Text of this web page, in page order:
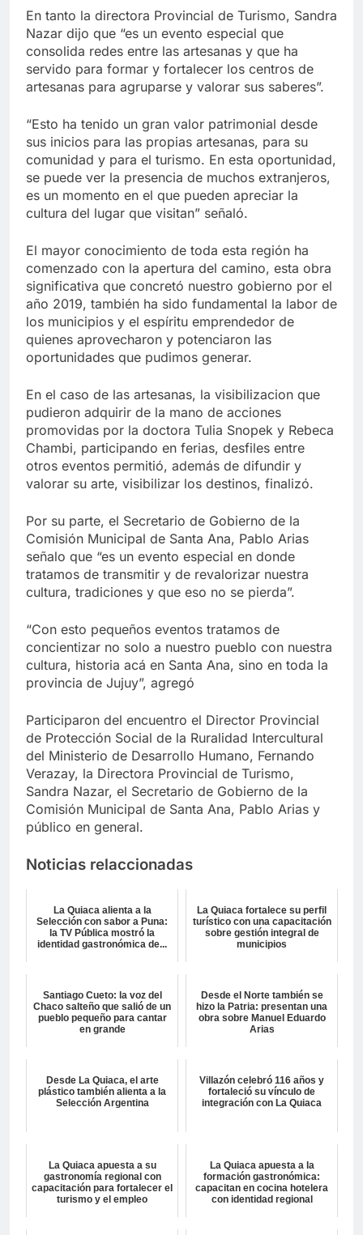
En tanto la directora Provincial de Turismo, Sandra
Nazar dijo que “es un evento especial que
consolida redes entre las artesanas y que ha
servido para formar y fortalecer los centros de
artesanas para agruparse y valorar sus saberes”.
“Esto ha tenido un gran valor patrimonial desde
sus inicios para las propias artesanas, para su
comunidad y para el turismo. En esta oportunidad,
se puede ver la presencia de muchos extranjeros,
es un momento en el que pueden apreciar la
cultura del lugar que visitan” señaló.
El mayor conocimiento de toda esta región ha
comenzado con la apertura del camino, esta obra
significativa que concretó nuestro gobierno por el
año 2019, también ha sido fundamental la labor de
los municipios y el espíritu emprendedor de
quienes aprovecharon y potenciaron las
oportunidades que pudimos generar.
En el caso de las artesanas, la visibilizacion que
pudieron adquirir de la mano de acciones
promovidas por la doctora Tulia Snopek y Rebeca
Chambi, participando en ferias, desfiles entre
otros eventos permitió, además de difundir y
valorar su arte, visibilizar los destinos, finalizó.
Por su parte, el Secretario de Gobierno de la
Comisión Municipal de Santa Ana, Pablo Arias
señalo que “es un evento especial en donde
tratamos de transmitir y de revalorizar nuestra
cultura, tradiciones y que eso no se pierda”.
“Con esto pequeños eventos tratamos de
concientizar no solo a nuestro pueblo con nuestra
cultura, historia acá en Santa Ana, sino en toda la
provincia de Jujuy”, agregó
Participaron del encuentro el Director Provincial
de Protección Social de la Ruralidad Intercultural
del Ministerio de Desarrollo Humano, Fernando
Verazay, la Directora Provincial de Turismo,
Sandra Nazar, el Secretario de Gobierno de la
Comisión Municipal de Santa Ana, Pablo Arias y
público en general.
Noticias relaccionadas
La Quiaca alienta a la
Selección con sabor a Puna:
la TV Pública mostró la
identidad gastronómica de...
La Quiaca fortalece su perfil
turístico con una capacitación
sobre gestión integral de
municipios
Santiago Cueto: la voz del
Chaco salteño que salió de un
pueblo pequeño para cantar
en grande
Desde el Norte también se
hizo la Patria: presentan una
obra sobre Manuel Eduardo
Arias
Desde La Quiaca, el arte
plástico también alienta a la
Selección Argentina
Villazón celebró 116 años y
fortaleció su vínculo de
integración con La Quiaca
La Quiaca apuesta a su
gastronomía regional con
capacitación para fortalecer el
turismo y el empleo
La Quiaca apuesta a la
formación gastronómica:
capacitan en cocina hotelera
con identidad regional